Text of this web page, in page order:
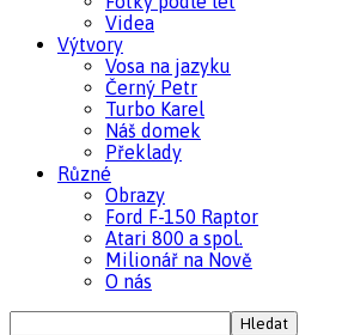
Videa
Výtvory
Vosa na jazyku
Černý Petr
Turbo Karel
Náš domek
Překlady
Různé
Obrazy
Ford F-150 Raptor
Atari 800 a spol.
Milionář na Nově
O nás